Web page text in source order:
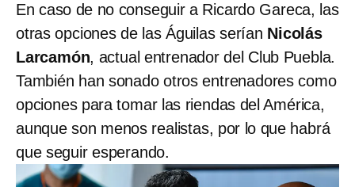
En caso de no conseguir a Ricardo Gareca, las
otras opciones de las Águilas serían Nicolás
Larcamón, actual entrenador del Club Puebla.
También han sonado otros entrenadores como
opciones para tomar las riendas del América,
aunque son menos realistas, por lo que habrá
que seguir esperando.